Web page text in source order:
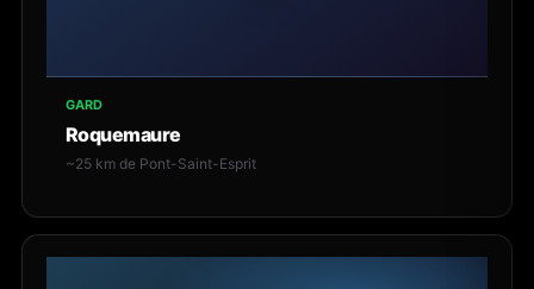
GARD
Roquemaure
~25 km de Pont-Saint-Esprit